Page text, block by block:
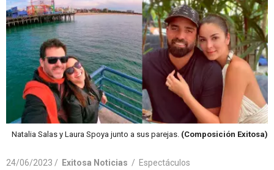
Natalia Salas y Laura Spoya junto a sus parejas. (Composición Exitosa)
24/06/2023 / Exitosa Noticias / Espectáculos